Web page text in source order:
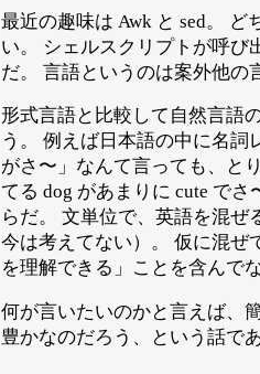
最近の趣味は Awk と sed。
い。 シェルスクリプトが呼び
だ。 言語というのは案外他の
形式言語と比較して自然言語
う。 例えば日本語の中に名詞
がさ〜」なんて言っても、と
てる dog があまりに cute で
らだ。 文単位で、英語を混
今は考えてない）。 仮に混ぜ
を理解できる」ことを含んで
何が言いたいのかと言えば、
豊かなのだろう、という話であ